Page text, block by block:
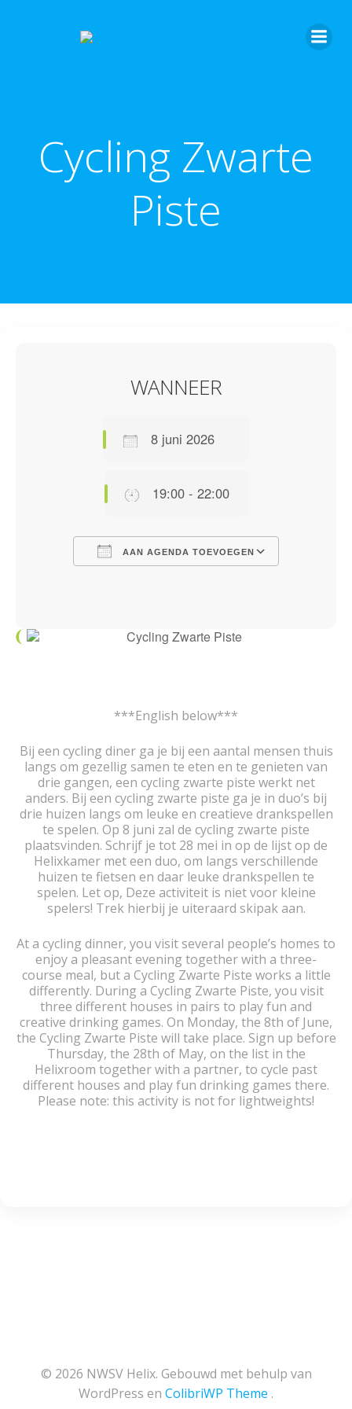
Cycling Zwarte
Piste
WANNEER
8 juni 2026
19:00 - 22:00
AAN AGENDA TOEVOEGEN
***English below***
Bij een cycling diner ga je bij een aantal mensen thuis
langs om gezellig samen te eten en te genieten van
drie gangen, een cycling zwarte piste werkt net
anders. Bij een cycling zwarte piste ga je in duo’s bij
drie huizen langs om leuke en creatieve drankspellen
te spelen. Op 8 juni zal de cycling zwarte piste
plaatsvinden. Schrijf je tot 28 mei in op de lijst op de
Helixkamer met een duo, om langs verschillende
huizen te fietsen en daar leuke drankspellen te
spelen. Let op, Deze activiteit is niet voor kleine
spelers! Trek hierbij je uiteraard skipak aan.
At a cycling dinner, you visit several people’s homes to
enjoy a pleasant evening together with a three-
course meal, but a Cycling Zwarte Piste works a little
differently. During a Cycling Zwarte Piste, you visit
three different houses in pairs to play fun and
creative drinking games. On Monday, the 8th of June,
the Cycling Zwarte Piste will take place. Sign up before
Thursday, the 28th of May, on the list in the
Helixroom together with a partner, to cycle past
different houses and play fun drinking games there.
Please note: this activity is not for lightweights!
© 2026 NWSV Helix. Gebouwd met behulp van
WordPress en ColibriWP Theme .